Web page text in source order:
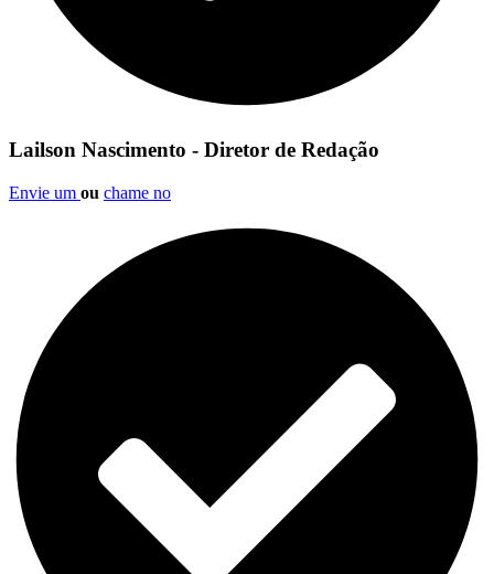
Lailson Nascimento - Diretor de Redação
Envie um ou chame no